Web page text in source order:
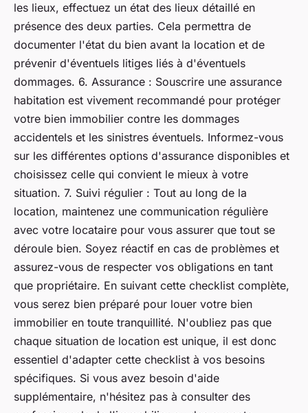
les lieux, effectuez un état des lieux détaillé en
présence des deux parties. Cela permettra de
documenter l'état du bien avant la location et de
prévenir d'éventuels litiges liés à d'éventuels
dommages. 6. Assurance : Souscrire une assurance
habitation est vivement recommandé pour protéger
votre bien immobilier contre les dommages
accidentels et les sinistres éventuels. Informez-vous
sur les différentes options d'assurance disponibles et
choisissez celle qui convient le mieux à votre
situation. 7. Suivi régulier : Tout au long de la
location, maintenez une communication régulière
avec votre locataire pour vous assurer que tout se
déroule bien. Soyez réactif en cas de problèmes et
assurez-vous de respecter vos obligations en tant
que propriétaire. En suivant cette checklist complète,
vous serez bien préparé pour louer votre bien
immobilier en toute tranquillité. N'oubliez pas que
chaque situation de location est unique, il est donc
essentiel d'adapter cette checklist à vos besoins
spécifiques. Si vous avez besoin d'aide
supplémentaire, n'hésitez pas à consulter des